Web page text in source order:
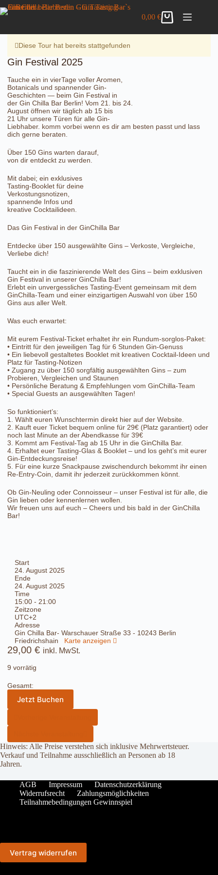
Zum
Inhalt
Gin Festival 2025
Details anzeigen
Warenkorb
0,00€
Diese Tour hat bereits stattgefunden
Gin Festival 2025
Tauche ein in vierTage voller Aromen,
Botanicals und spannender Gin-
Geschichten — beim Gin Festival in
der Gin Chilla Bar Berlin! Vom 21. bis 24.
August öffnen wir täglich ab 15 bis
21 Uhr unsere Türen für alle Gin-
Liebhaber. komm vorbei wenn es dir am besten passt und lass
dich gerne beraten.
Über 150 Gins warten darauf,
von dir entdeckt zu werden.
Mit dabei; ein exklusives
Tasting-Booklet für deine
Verkostungsnotizen,
spannende Infos und
kreative Cocktailideen.
Das Gin Festival in der GinChilla Bar
Entdecke über 150 ausgewählte Gins – Verkoste, Vergleiche,
Verliebe dich!
Taucht ein in die faszinierende Welt des Gins – beim exklusiven
Gin Festival in unserer GinChilla Bar!
Erlebt ein unvergessliches Tasting-Event gemeinsam mit dem
GinChilla-Team und einer einzigartigen Auswahl von über 150
Gins aus aller Welt.
Was euch erwartet:
Mit eurem Festival-Ticket erhaltet ihr ein Rundum-sorglos-Paket:
•⁠ ⁠Eintritt für den jeweiligen Tag für 6 Stunden Gin-Genuss
•⁠ ⁠Ein liebevoll gestaltetes Booklet mit kreativen Cocktail-Ideen und
Platz für Tasting-Notizen
•⁠ ⁠Zugang zu über 150 sorgfältig ausgewählten Gins – zum
Probieren, Vergleichen und Staunen
•⁠ ⁠Persönliche Beratung & Empfehlungen vom GinChilla-Team
•⁠ ⁠Special Guests an ausgewählten Tagen!
So funktioniert’s:
1.⁠ ⁠Wählt euren Wunschtermin direkt hier auf der Website.
2.⁠ ⁠Kauft euer Ticket bequem online für 29€ (Platz garantiert) oder
noch last Minute an der Abendkasse für 39€
3.⁠ ⁠Kommt am Festival-Tag ab 15 Uhr in die GinChilla Bar.
4.⁠ ⁠Erhaltet euer Tasting-Glas & Booklet – und los geht’s mit eurer
Gin-Entdeckungsreise!
5.⁠ ⁠Für eine kurze Snackpause zwischendurch bekommt ihr einen
Re-Entry-Coin, damit ihr jederzeit zurückkommen könnt.
Ob Gin-Neuling oder Connoisseur – unser Festival ist für alle, die
Gin lieben oder kennenlernen wollen.
Wir freuen uns auf euch – Cheers und bis bald in der GinChilla
Bar!
Start
24. August 2025
Ende
24. August 2025
Time
15:00 - 21:00
Zeitzone
UTC+2
Adresse
Gin Chilla Bar- Warschauer Straße 33 - 10243 Berlin
Friedrichshain Karte anzeigen
29,00 € inkl. MwSt.
9 vorrätig
Gesamt:
Jetzt Buchen
Hinweis: Alle Preise verstehen sich inklusive Mehrwertsteuer.
Verkauf und Teilnahme ausschließlich an Personen ab 18
Jahren.
AGB Impressum
Datenschutzerklärung
Widerrufsrecht
Zahlungsmöglichkeiten
Teilnahmebedingungen Gewinnspiel
Vertrag widerrufen